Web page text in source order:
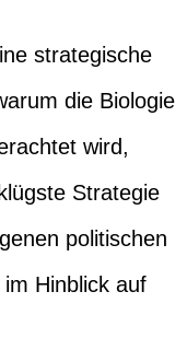
strategische
die Biologie
wird,
Strategie
politischen
Hinblick auf